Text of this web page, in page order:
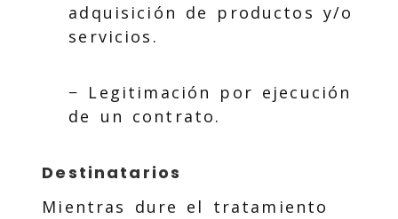
adquisición de productos y/o
servicios.
− Legitimación por ejecución
de un contrato.
Destinatarios
Mientras dure el tratamiento